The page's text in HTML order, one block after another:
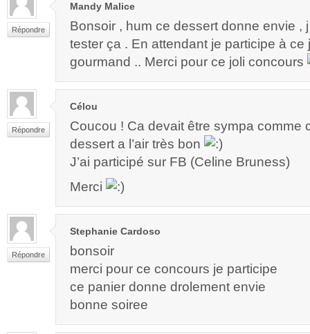
Répondre
Mandy Malice
Bonsoir , hum ce dessert donne envie ,
tester ça . En attendant je participe à ce
gourmand .. Merci pour ce joli concours
Répondre
Célou
Coucou ! Ca devait être sympa comme
dessert a l’air très bon
J’ai participé sur FB (Celine Bruness)
Merci
Répondre
Stephanie Cardoso
bonsoir
merci pour ce concours je participe
ce panier donne drolement envie
bonne soiree